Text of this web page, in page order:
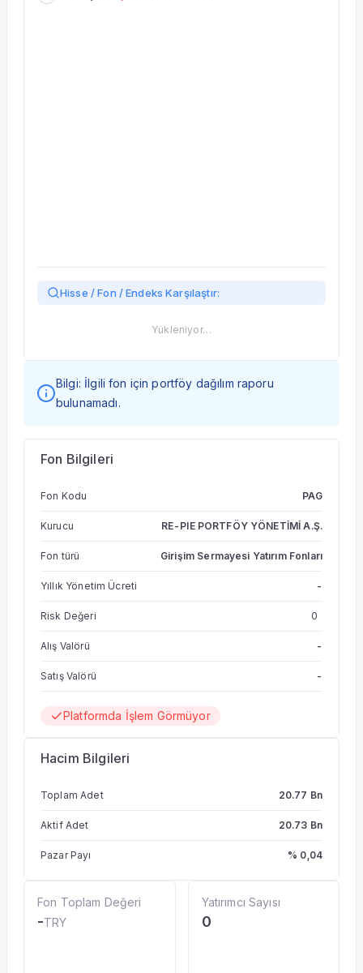
Hisse / Fon / Endeks Karşılaştır:
Yükleniyor…
Bilgi: İlgili fon için portföy dağılım raporu
bulunamadı.
Fon Bilgileri
Fon Kodu PAG
Kurucu RE-PIE PORTFÖY YÖNETİMİ A.Ş.
Fon türü Girişim Sermayesi Yatırım Fonları
Yıllık Yönetim Ücreti -
Risk Değeri 0
Alış Valörü -
Satış Valörü -
Platformda İşlem Görmüyor
Hacim Bilgileri
Toplam Adet 20.77 Bn
Aktif Adet 20.73 Bn
Pazar Payı % 0,04
Fon Toplam Değeri
-TRY
Yatırımcı Sayısı
0